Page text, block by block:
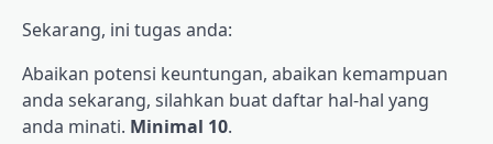
Sekarang, ini tugas anda:
Abaikan potensi keuntungan, abaikan kemampuan
anda sekarang, silahkan buat daftar hal-hal yang
anda minati. Minimal 10.